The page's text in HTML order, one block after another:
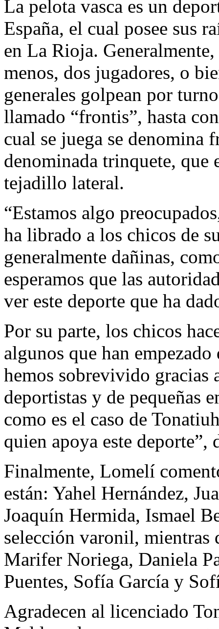
La pelota vasca es un
España, el cual posee sus
en La Rioja.
menos, dos jugadores, o
generales golpean por
llamado “frontis”, hasta
cual se juega se denomina
denominada trinquete, que
tejadillo lateral.
“Estamos algo
ha librado a los chicos de
generalmente dañinas,
esperamos que las
ver este deporte que ha
Por su parte, los chicos
algunos que han
hemos sobrevivido gracias
deportistas y de pequeñas
como es el caso de
quien apoya este
Finalmente, Lomelí
están: Yahel Hernández,
Joaquín Hermida, Ismael
selección varonil,
Marifer Noriega, Daniela
Puentes, Sofía García y
Agradecen al licenciado